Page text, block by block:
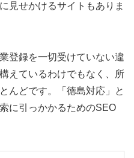
見せかけるサイトもありま
登録を一切受けていない違
えているわけでもなく、所
んどです。「徳島対応」と
に引っかかるためのSEO